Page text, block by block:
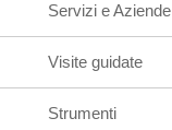
Servizi e Aziende
Visite guidate
Strumenti